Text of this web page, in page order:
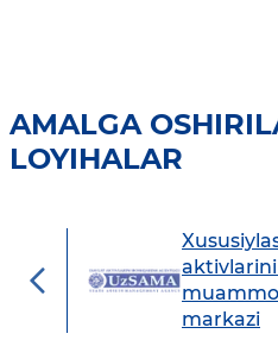
AMALGA
LOYIHALAR
markazi